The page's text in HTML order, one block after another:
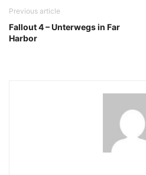
Previous article
Fallout 4 – Unterwegs in Far
Harbor